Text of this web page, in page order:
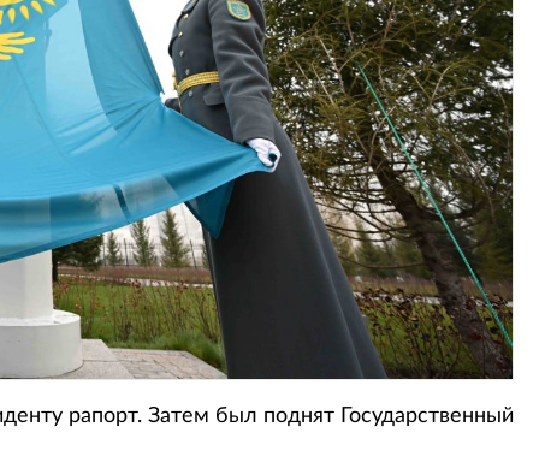
рапорт. Затем был поднят Государственный